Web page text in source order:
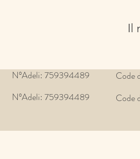
Il
N°Adeli: 759394489 Code
N°Adeli: 759394489
Code